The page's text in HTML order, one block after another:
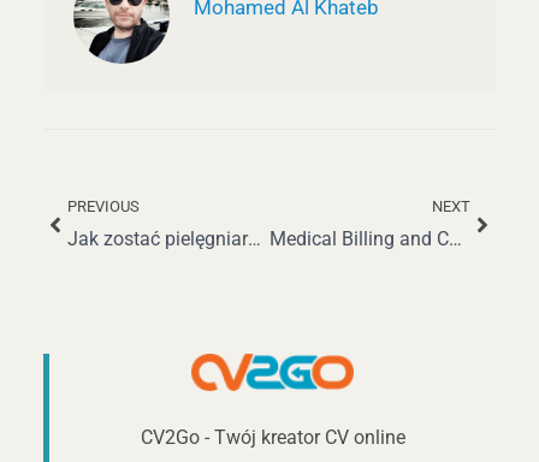
Mohamed Al Khateb
Prev
PREVIOUS
Jak zostać pielęgniarką praktykiem: Kompletny przewodnik
NEXT
Medical Billing and Coding: Kluczowe Umiejętności, Wskazówki i Porady Zawodowe
CV2Go - Twój kreator CV online